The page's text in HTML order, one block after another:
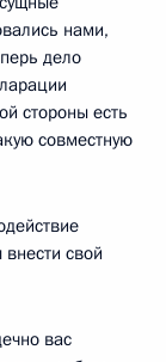
нами,
дело
стороны есть
совместную
свой
вас